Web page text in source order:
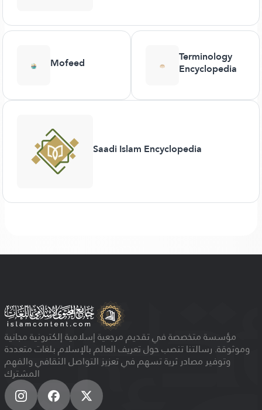
Mofeed Terminology
Encyclopedia
Saadi Islam Encyclopedia
مؤسسة متخصصة في تقديم مرجعية إسلامية إلكترونية مجانية
وموثوقة. رسالتنا تنصب حول تعريف العالم بالإسلام بلغات متعددة
وتوفير مصادر ثرية تسهم في تعزيز التواصل الثقافي والفهم
المشترك